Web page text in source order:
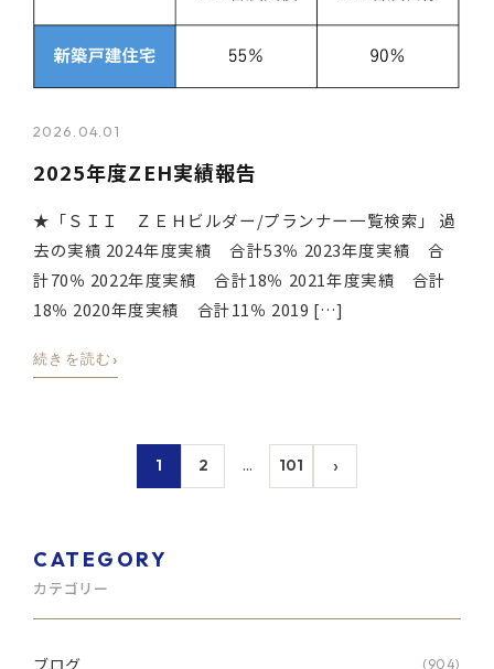
2026.04.01
2025年度ZEH実績報告
★「ＳＩＩ ＺＥＨビルダー/プランナー一覧検索」 過
去の実績 2024年度実績 合計53％ 2023年度実績 合
計70％ 2022年度実績 合計18％ 2021年度実績 合計
18％ 2020年度実績 合計11％ 2019 […]
続きを読む ›
1 2 … 101 ›
CATEGORY
カテゴリー
ブログ (904)